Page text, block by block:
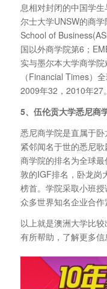
息相对封闭的中国学
尔士大学UNSW的商
School of
国以外商学院第6；
实与墨尔本大学商学
（Financial Times）
2009年32，2010年27。
5、伍伦贡大学悉尼商
悉尼商学院是直属于
紧邻闻名于世的悉尼
商学院的排名为全球
敦的IGF排名，卧龙岗
榜首。学院采取小班
众多世界知名企业合作
以上就是澳洲大学比
有所帮助，了解更多信